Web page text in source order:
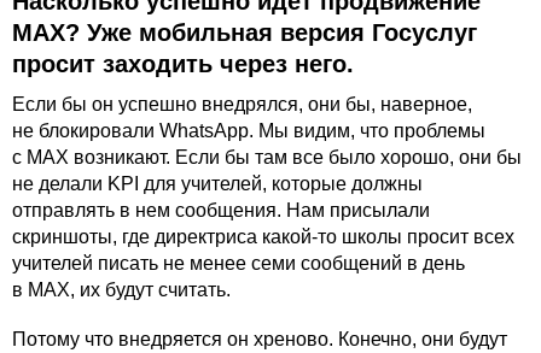
MАХ? Уже мобильная версия Госуслуг
просит заходить через него.
Если бы он успешно внедрялся, они бы, наверное,
не блокировали WhatsApp. Мы видим, что проблемы
с MАХ возникают. Если бы там все было хорошо, они бы
не делали KPI для учителей, которые должны
отправлять в нем сообщения. Нам присылали
скриншоты, где директриса какой-то школы просит всех
учителей писать не менее семи сообщений в день
в MАХ, их будут считать.
Потому что внедряется он хреново. Конечно, они будут